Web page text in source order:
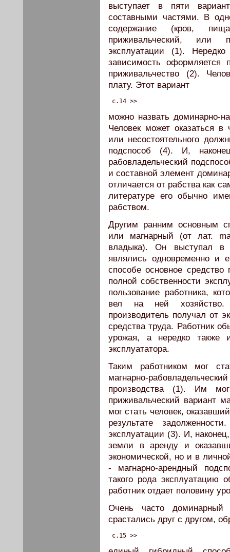
выступает в пяти
составными частями. В
содержание (кров,
приживальческий, или
эксплуатации (1).
зависимость оформляется
приживальчество (2).
плату. Этот вариант
c.14 >>
можно назвать доминарно-
Человек может оказаться в
или несостоятельного
подспособ (4). И,
рабовладельческий
и составной элемент
отличается от рабства как
литературе его обычно
рабством.
Другим ранним основным
или магнарный (от лат.
владыка). Он выступал в
являлись одновременно и
способе основное
полной собственности
пользование работника,
вел на ней хозяйство.
производитель получал от
средства труда. Работник
урожая, а нередко также
эксплуататора.
Таким работником мог
магнарно-
производства (1). Им
приживальческий вариант
мог стать человек,
результате
эксплуатации (3). И,
земли в аренду и
экономической, но и в
- магнарно-арендный
такого рода эксплуатацию
работник отдает половину
Очень часто доминарный
срастались друг с другом,
c.15 >>